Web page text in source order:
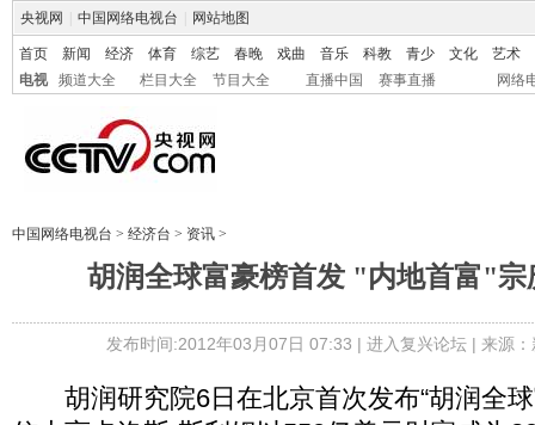
央视网 中国网络电视台 网站地图
首页 新闻 经济 体育 综艺 春晚 戏曲 音乐 科教 青少 文化
艺术
电视
频道大全 栏目大全 节目大全 直播中国 赛事直播 网络
中国网络电视台 > 经济台 > 资讯 >
胡润全球富豪榜首发 "内地首富"宗
发布时间:2012年03月07日 07:33 | 进入复兴论坛| 来源
胡润研究院6日在北京首次发布“胡润全球